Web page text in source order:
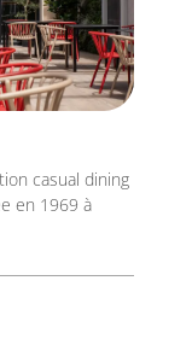
casual dining
en 1969 à